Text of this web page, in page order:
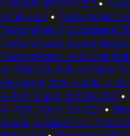
디퓨즈란 무엇인가요? •
게 되나요? • TextureFast 스
TextureFast가 Substance
TextureFast는 Quixel
TextureFast는 게임 개발자
는 건축가와 건축 시각화에 적
Blender와 함께 사용할 수 있
드온은 어떻게 설치하나요? •
는 어떤 기능이 있나요? •
최적의 워크플로우는 무엇인